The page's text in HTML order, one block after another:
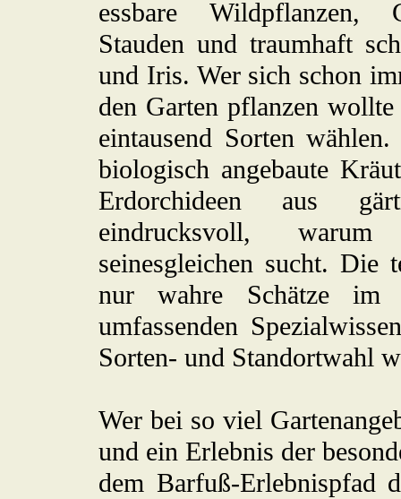
essbare Wildpflanzen,
Stauden und traumhaft
und Iris. Wer sich schon
den Garten pflanzen
eintausend Sorten
biologisch angebaute
Erdorchideen aus
eindrucksvoll, warum
seinesgleichen sucht. Die
nur wahre Schätze
umfassenden
Sorten- und Standortwahl
Wer bei so viel
und ein Erlebnis der
dem Barfuß-Erlebnispfad